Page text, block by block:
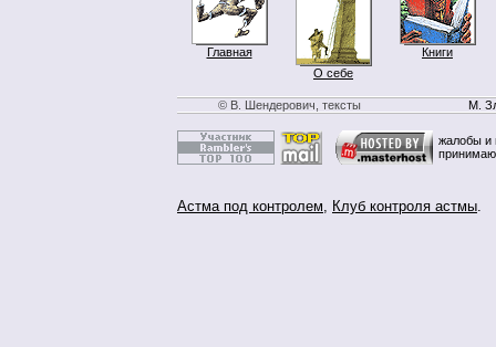
Главная
О себе
Книги
© В. Шендерович, тексты М.
жалобы и
Астма под контролем, Клуб контроля астмы.